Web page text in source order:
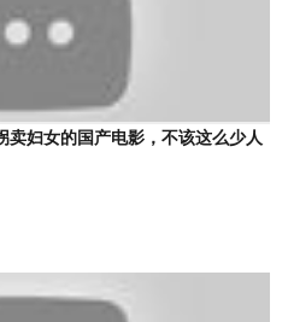
卖妇女的国产电影，不该这么少人